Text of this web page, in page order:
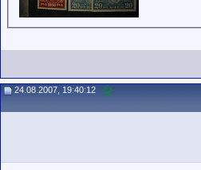
24.08.2007, 19:40:12